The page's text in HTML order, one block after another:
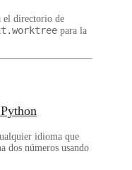
el directorio de
para la
idioma que
dos números usando